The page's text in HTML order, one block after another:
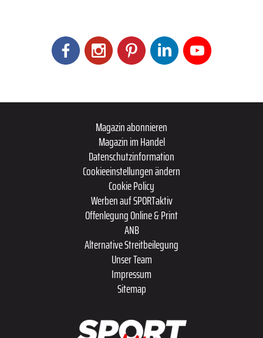
Magazin abonnieren
Magazin im Handel
Datenschutzinformation
Cookieeinstellungen ändern
Cookie Policy
Werben auf SPORTaktiv
Offenlegung Online & Print
ANB
Alternative Streitbeilegung
Unser Team
Impressum
Sitemap